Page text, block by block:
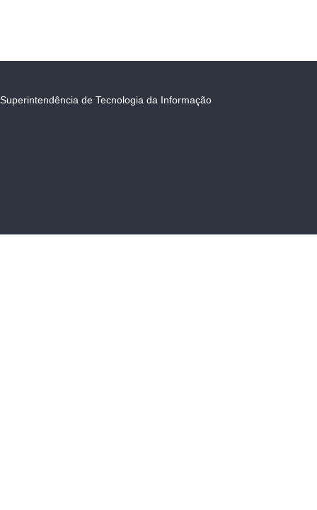
Superintendência de Tecnologia da Informação